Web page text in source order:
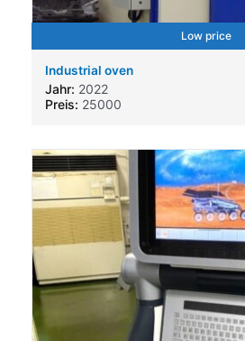
Low price
Industrial oven
Jahr: 2022
Preis: 25000